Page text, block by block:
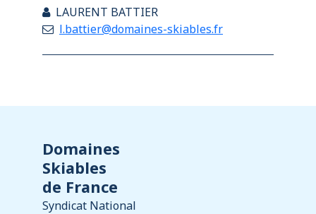
LAURENT BATTIER
l.battier@domaines-skiables.fr
Domaines
Skiables
de France
Syndicat National